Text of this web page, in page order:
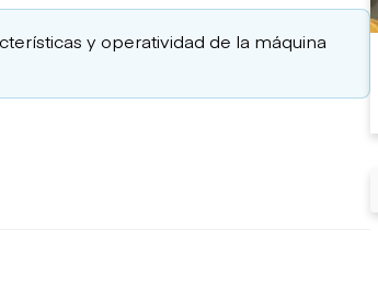
y operatividad de la máquina